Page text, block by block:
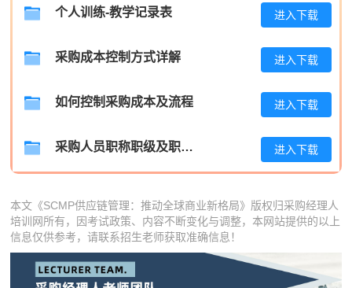
肖** 189****1179
刘* 133****7526
周** 139****4828
刘** 139****2473 2026-08-08
程** 137****2640 2026-08-08
高** 137****9626 2026-08-07
陈*
个人训练-教学记录表 进入下载
采购成本控制方式详解 进入下载
如何控制采购成本及流程 进入下载
采购人员职称职级及职位晋升管理制度 进入下载
本文《SCMP供应链管理：推动全球商业新格局》版权归采购经理人
培训网所有，因考试政策、内容不断变化与调整，本网站提供的以上
信息仅供参考，请联系招生老师获取准确信息！